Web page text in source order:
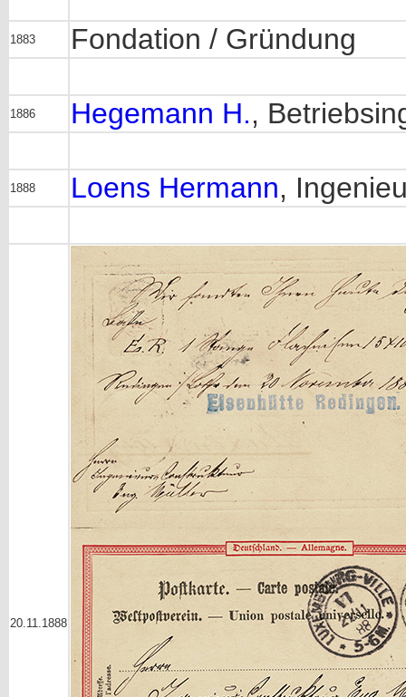
1883 Fondation / Gründung
1886 Hegemann H.,
1888 Loens Hermann,
20.11.1888